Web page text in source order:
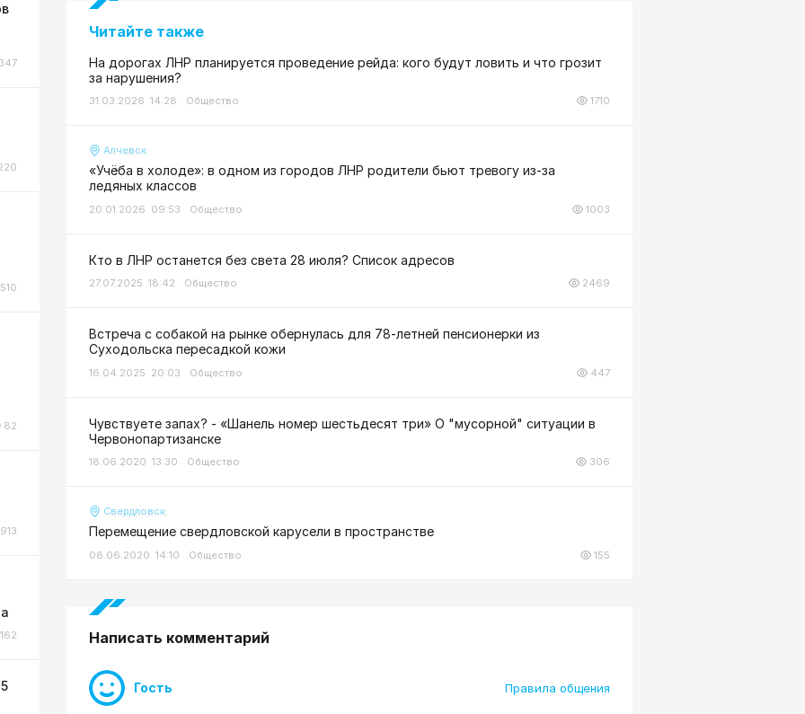
347
510
82
913
162
Читайте также
На дорогах ЛНР планируется проведение рейда: кого будут ловить и что грозит
за нарушения?
31.03.2026 14:28 Общество 1710
Алчевск
«Учёба в холоде»: в одном из городов ЛНР родители бьют тревогу из-за
ледяных классов
20.01.2026 09:53 Общество 1003
Кто в ЛНР останется без света 28 июля? Список адресов
27.07.2025 18:42 Общество 2469
Встреча с собакой на рынке обернулась для 78-летней пенсионерки из
Суходольска пересадкой кожи
16.04.2025 20:03 Общество 447
Чувствуете запах? - «Шанель номер шестьдесят три» О "мусорной" ситуации в
Червонопартизанске
18.06.2020 13:30 Общество 306
Свердловск
Перемещение свердловской карусели в пространстве
08.06.2020 14:10 Общество 155
Написать комментарий
Гость Правила общения